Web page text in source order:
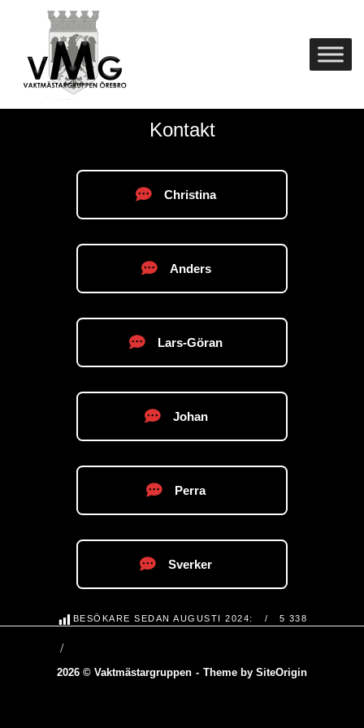
content
Kontakt
Christina
Anders
Lars-Göran
Johan
Perra
Sverker
BESÖKARE SEDAN AUGUSTI 2024: 5 338
2026 © Vaktmästargruppen Theme by SiteOrigin